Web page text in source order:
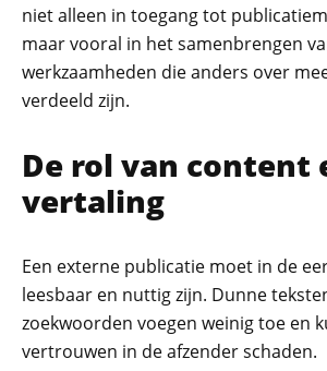
niet alleen in toegang tot
maar vooral in het samenbrengen
werkzaamheden die anders over
verdeeld zijn.
De rol van content
vertaling
Een externe publicatie moet in de
leesbaar en nuttig zijn. Dunne
zoekwoorden voegen weinig toe en
vertrouwen in de afzender schaden.